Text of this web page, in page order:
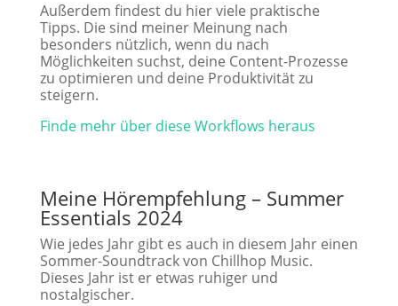
Außerdem findest du hier viele praktische
Tipps. Die sind meiner Meinung nach
besonders nützlich, wenn du nach
Möglichkeiten suchst, deine Content-Prozesse
zu optimieren und deine Produktivität zu
steigern.
Finde mehr über diese Workflows heraus
Meine Hörempfehlung – Summer
Essentials 2024
Wie jedes Jahr gibt es auch in diesem Jahr einen
Sommer-Soundtrack von Chillhop Music.
Dieses Jahr ist er etwas ruhiger und
nostalgischer.